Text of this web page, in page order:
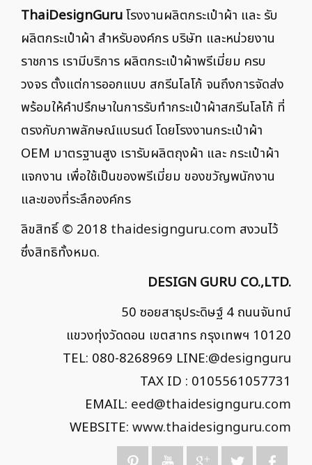
ThaiDesignGuruโรงงานผลิตกระเป๋าผ้า และ รับ
ผลิตกระเป๋าผ้า สำหรับองค์กร บริษัท และหน่วยงาน
ราชการ เรามีบริการ ผลิตกระเป๋าผ้าพรีเมี่ยม ครบ
วงจร ตั้งแต่การออกแบบ สกรีนโลโก้ จนถึงการจัดส่ง
พร้อมให้คำปรึกษาในการรับทำกระเป๋าผ้าสกรีนโลโก้ ที่
ตรงกับภาพลักษณ์แบรนด์ โดยโรงงานกระเป๋าผ้า
OEM มาตรฐานสูง เรารับผลิตถุงผ้า และ กระเป๋าผ้า
แจกงาน เพื่อใช้เป็นของพรีเมี่ยม ของขวัญพนักงาน
และของที่ระลึกองค์กร
ลิขสิทธิ์ © 2018 thaidesignguru.com สงวนไว้
ซึ่งสิทธิทั้งหมด.
DESIGN GURU CO.,LTD.
50 ซอยสาธุประดิษฐ์ 4 ถนนจันทน์
แขวงทุ่งวัดดอน เขตสาทร กรุงเทพฯ 10120
TEL: 080-8268969 LINE:@designguru
TAX ID : 0105561057731
EMAIL: eed@thaidesignguru.com
WEBSITE: www.thaidesignguru.com